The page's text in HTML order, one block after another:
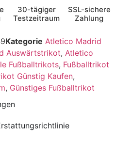
30-tägiger
Testzeitraum
SSL-sichere
Zahlung
Kategorie Atletico Madrid
Auswärtstrikot, Atletico
Fußballtrikots, Fußballtrikot
Günstig Kaufen,
, Günstiges Fußballtrikot